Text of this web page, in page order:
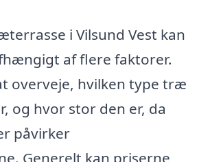
i Vilsund Vest kan
af flere faktorer.
overveje, hvilken type træ
og hvor stor den er, da
påvirker